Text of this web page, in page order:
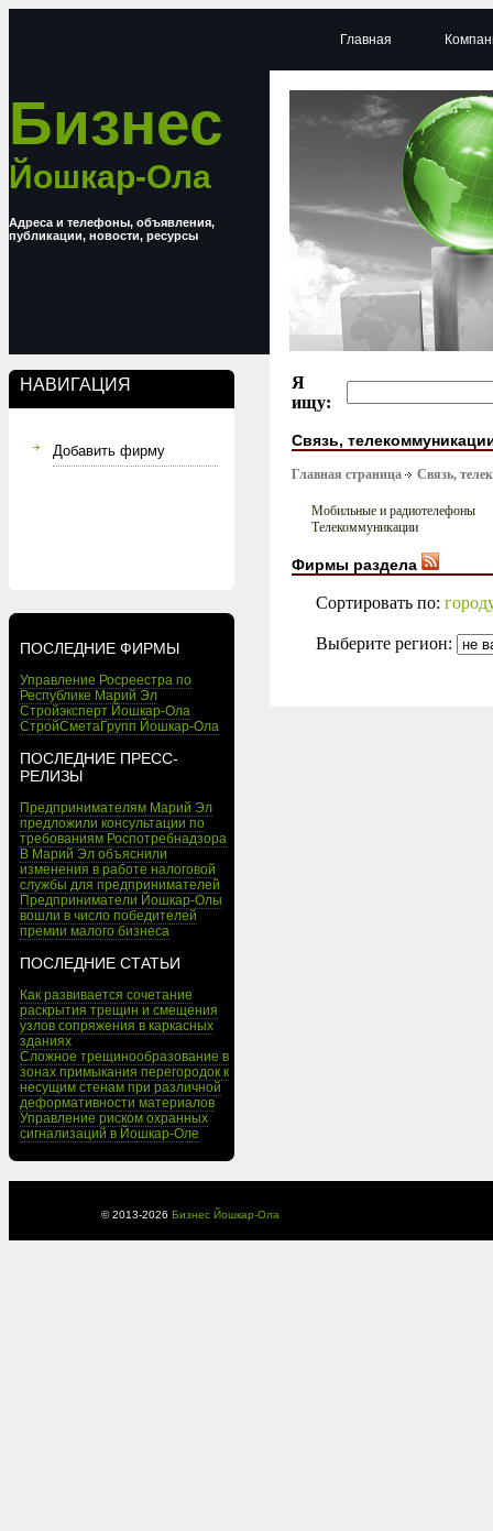
Бизнес
Йошкар-Ола
Адреса и телефоны, объявления,
публикации, новости, ресурсы
НАВИГАЦИЯ
Добавить фирму
ПОСЛЕДНИЕ ФИРМЫ
Управление Росреестра по
Республике Марий Эл
Стройэксперт Йошкар-Ола
СтройСметаГрупп Йошкар-Ола
ПОСЛЕДНИЕ ПРЕСС-
РЕЛИЗЫ
Предпринимателям Марий Эл
предложили консультации по
требованиям Роспотребнадзора
В Марий Эл объяснили
изменения в работе налоговой
службы для предпринимателей
Предприниматели Йошкар-Олы
вошли в число победителей
премии малого бизнеса
ПОСЛЕДНИЕ СТАТЬИ
Как развивается сочетание
раскрытия трещин и смещения
узлов сопряжения в каркасных
зданиях
Сложное трещинообразование в
зонах примыкания перегородок к
несущим стенам при различной
деформативности материалов
Управление риском охранных
сигнализаций в Йошкар-Оле
Главная
Я
ищу:
Связь,
Главная страница Связь,
Мобильные и радиотелефоны
Телекоммуникации
Фирмы раздела
Сортировать по:
Выберите регион:
© 2013-2026 Бизнес Йошкар-Ола